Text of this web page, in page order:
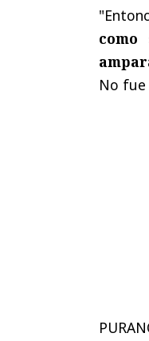
como
No fue